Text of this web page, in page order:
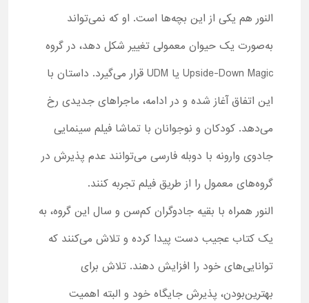
النور هم یکی از این بچه‌ها است. او که نمی‌تواند
به‌صورت یک حیوان معمولی تغییر شکل دهد، در گروه
Upside-Down Magic یا UDM قرار می‌گیرد. داستان با
این اتفاق آغاز شده و در ادامه، ماجراهای جدیدی رخ
می‌دهد. کودکان و نوجوانان با تماشا فیلم سینمایی
جادوی وارونه با دوبله فارسی می‌توانند عدم پذیرش در
گروه‌های معمول را از طریق فیلم تجربه کنند.
النور همراه با بقیه جادوگران کم‌سن و سال این گروه، به
یک کتاب عجیب دست پیدا کرده و تلاش می‌کنند که
توانایی‌های خود را افزایش دهند. تلاش برای
بهترین‌بودن، پذیرش جایگاه خود و البته اهمیت